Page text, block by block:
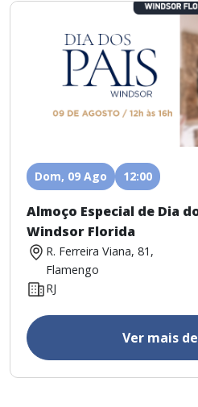
Dom, 09 Ago 12:00
Almoço Especial de Dia
Windsor Florida
R. Ferreira Viana, 81,
Flamengo
RJ
Ver mais